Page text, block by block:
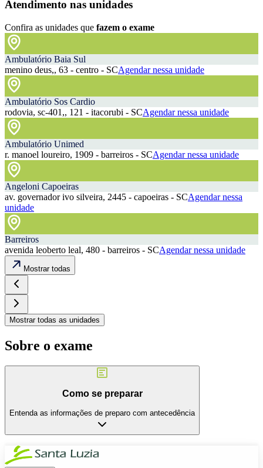
Atendimento nas unidades
Confira as unidades que fazem o exame
Ambulatório Baia Sul
menino deus,, 63 - centro - SCAgendar nessa unidade
Ambulatório Sos Cardio
rodovia, sc-401,, 121 - itacorubi - SCAgendar nessa unidade
Ambulatório Unimed
r. manoel loureiro, 1909 - barreiros - SCAgendar nessa unidade
Angeloni Capoeiras
av. governador ivo silveira, 2445 - capoeiras - SCAgendar nessa
unidade
Barreiros
avenida leoberto leal, 480 - barreiros - SCAgendar nessa unidade
Mostrar todas
Mostrar todas as unidades
Sobre o exame
Como se preparar
Entenda as informações de preparo com antecedência